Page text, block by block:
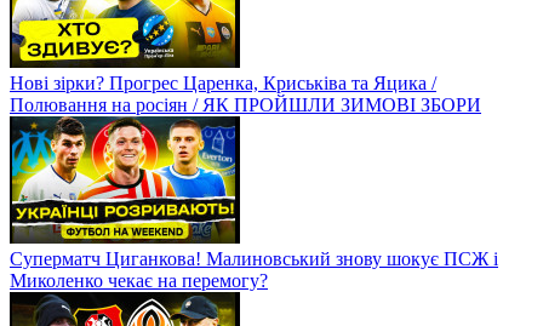
Нові зірки? Прогрес Царенка, Криськіва та Яцика /
Полювання на росіян / ЯК ПРОЙШЛИ ЗИМОВІ ЗБОРИ
Суперматч Циганкова! Малиновський знову шокує ПСЖ і
Миколенко чекає на перемогу?